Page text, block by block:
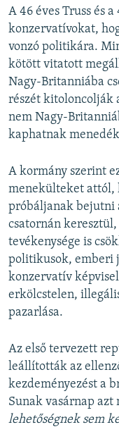
A 46 éves Truss és
konzervatívokat,
vonzó politikára.
kötött vitatott
Nagy-Britanniába
részét kitoloncolják
nem Nagy-
kaphatnak
A kormány szerint
menekülteket attól,
próbáljanak bejutni
csatornán
tevékenysége is
politikusok, emberi
konzervatív
erkölcstelen,
pazarlása.
Az első tervezett
leállították az
kezdeményezést a
Sunak vasárnap azt
lehetőségnek sem